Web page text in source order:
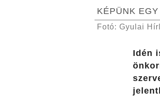
KÉPÜNK
Fotó: Gyulai
Idén